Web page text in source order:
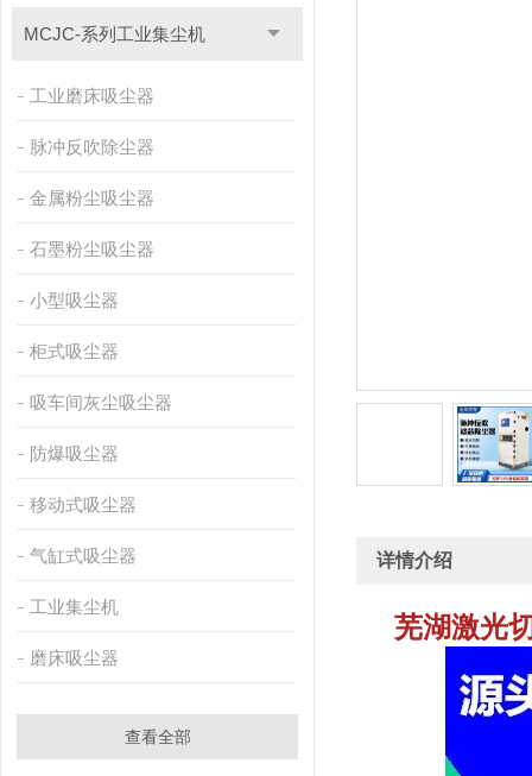
MCJC-系列工业集尘机
工业磨床吸尘器
脉冲反吹除尘器
金属粉尘吸尘器
石墨粉尘吸尘器
小型吸尘器
柜式吸尘器
吸车间灰尘吸尘器
防爆吸尘器
移动式吸尘器
气缸式吸尘器
工业集尘机
磨床吸尘器
查看全部
详情介绍
芜湖激光